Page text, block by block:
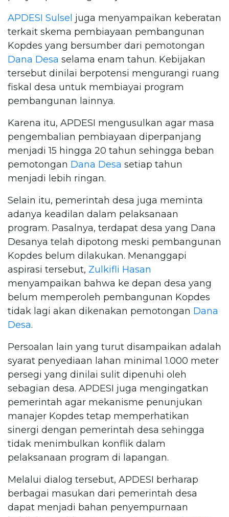
APDESI Sulsel juga menyampaikan keberatan
terkait skema pembiayaan pembangunan
Kopdes yang bersumber dari pemotongan
Dana Desa selama enam tahun. Kebijakan
tersebut dinilai berpotensi mengurangi ruang
fiskal desa untuk membiayai program
pembangunan lainnya.
Karena itu, APDESI mengusulkan agar masa
pengembalian pembiayaan diperpanjang
menjadi 15 hingga 20 tahun sehingga beban
pemotongan Dana Desa setiap tahun
menjadi lebih ringan.
Selain itu, pemerintah desa juga meminta
adanya keadilan dalam pelaksanaan
program. Pasalnya, terdapat desa yang Dana
Desanya telah dipotong meski pembangunan
Kopdes belum dilakukan. Menanggapi
aspirasi tersebut, Zulkifli Hasan
menyampaikan bahwa ke depan desa yang
belum memperoleh pembangunan Kopdes
tidak lagi akan dikenakan pemotongan Dana
Desa.
Persoalan lain yang turut disampaikan adalah
syarat penyediaan lahan minimal 1.000 meter
persegi yang dinilai sulit dipenuhi oleh
sebagian desa. APDESI juga mengingatkan
pemerintah agar mekanisme penunjukan
manajer Kopdes tetap memperhatikan
sinergi dengan pemerintah desa sehingga
tidak menimbulkan konflik dalam
pelaksanaan program di lapangan.
Melalui dialog tersebut, APDESI berharap
berbagai masukan dari pemerintah desa
dapat menjadi bahan penyempurnaan